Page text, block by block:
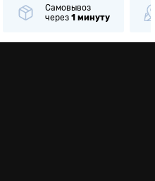
Самовывоз
через 1 минуту